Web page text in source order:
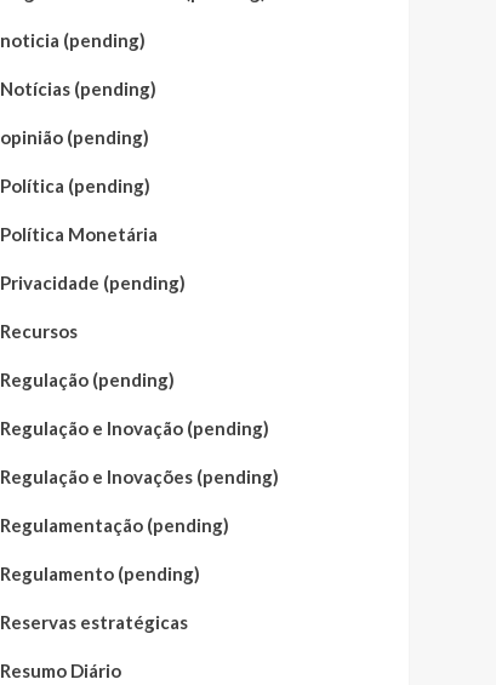
noticia (pending)
Notícias (pending)
opinião (pending)
Política (pending)
Política Monetária
Privacidade (pending)
Recursos
Regulação (pending)
Regulação e Inovação (pending)
Regulação e Inovações (pending)
Regulamentação (pending)
Regulamento (pending)
Reservas estratégicas
Resumo Diário